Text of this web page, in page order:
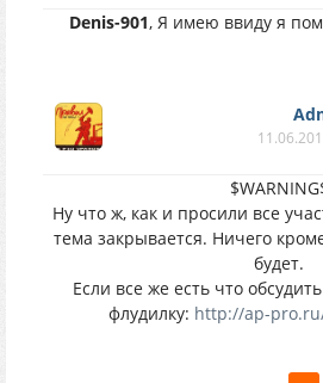
Denis-901, Я имею ввиду я
Ну что ж, как и просили все
тема закрывается. Ничего
будет.
Если все же есть что
флудилку: http://ap-